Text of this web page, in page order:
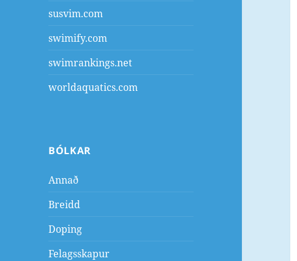
susvim.com
swimify.com
swimrankings.net
worldaquatics.com
BÓLKAR
Annað
Breidd
Doping
Felagsskapur